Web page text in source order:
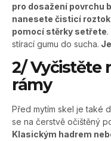
pro dosažení povrchu
nanesete čisticí roztok
pomocí stěrky setřete
stírací gumu do sucha.
2/ Vyčistěte
rámy
Před mytím skel je také
se na čerstvě očištěný
Klasickým hadrem